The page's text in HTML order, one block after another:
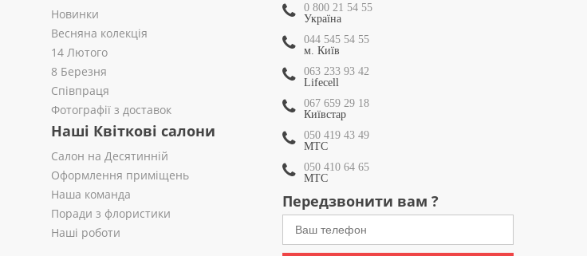
Новинки
Весняна колекція
14 Лютого
8 Березня
Співпраця
Фотографії з доставок
Наші Квіткові салони
Салон на Десятинній
Оформлення приміщень
Наша команда
Поради з флористики
Наші роботи
0 800 21 54 55
Україна
044 545 54 55
м. Київ
063 233 93 42
Lifecell
067 659 29 18
Київстар
050 419 43 49
МТС
050 410 64 65
МТС
Передзвонити вам ?